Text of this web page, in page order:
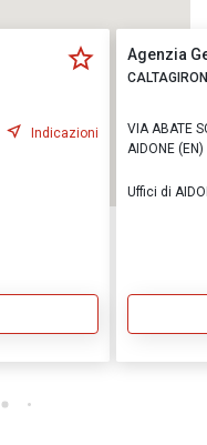
Indicazioni
Agenzia
VIA ABATE
AIDONE (EN)
Uffici di